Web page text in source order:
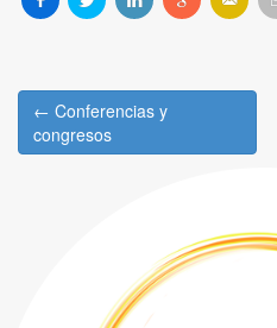
Post navigation
← Conferencias y
congresos